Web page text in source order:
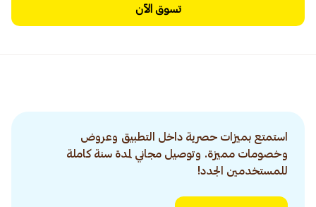
تسوق الآن
استمتع بميزات حصرية داخل التطبيق وعروض
وخصومات مميزة. وتوصيل مجاني لمدة سنة كاملة
للمستخدمين الجدد!